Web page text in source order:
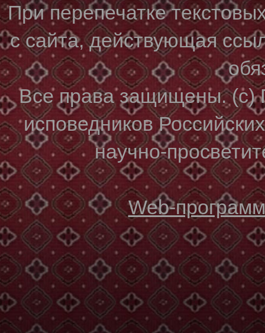
При перепечатке
с сайта, действующая
Все права защищены. (с)
исповедников
научно-
Web-